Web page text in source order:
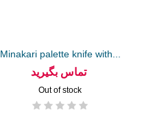
Minakari palette knife with...
تماس بگیرید
Out of stock